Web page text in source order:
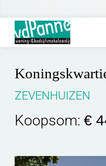
ZEVENHUIZEN
Koopsom: €